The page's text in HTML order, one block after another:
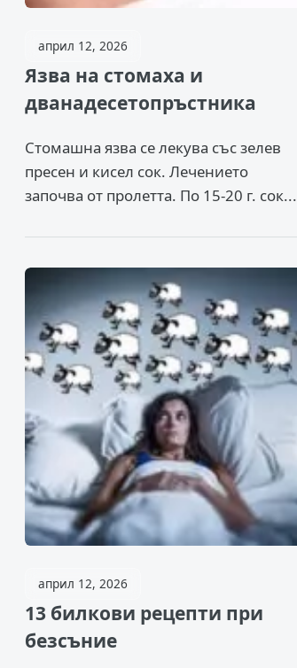
април 12, 2026
Язва на стомаха и
дванадесетопръстника
Стомашна язва се лекува със зелев
пресен и кисел сок. Лечението
започва от пролетта. По 15-20 г. сок...
април 12, 2026
13 билкови рецепти при
безсъние